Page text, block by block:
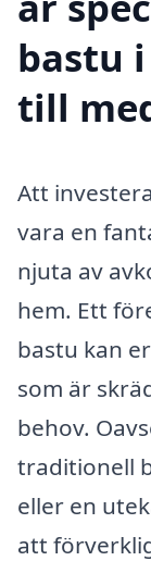
bastu
till
Att
vara en
njuta av
hem. Ett
bastu kan
som är
behov.
traditionell
eller en
att